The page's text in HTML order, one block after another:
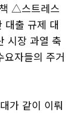
△스트레스
대출 규제 대
시장 과열 축
요자들의 주거
가 같이 이뤄